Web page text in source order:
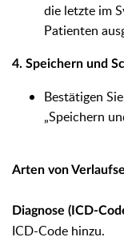
die letzte im
Patienten
4. Speichern und
Bestätigen
„Speichern
Arten von
Diagnose (ICD-
ICD-Code hinzu.